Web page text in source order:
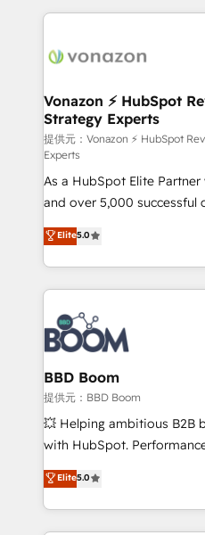
l'international, nous
delà d’une simple
➤ L’intégration de CRM et
pour aligner les équipes
support client (data
audit et maintenance) ➤ La création de sites internet
de conversion qui
opportunités d'affaires ➤ La mise en place de
stratégies d'acquisition
inbound, automatisation
emailing) Informations clés : - 10 ans d'expérience -
100+ intégrations CRM
experts conseil - 150
cumulées
Vonazon ⚡ HubSpot
Strategy Experts
提供元：Vonazon ⚡ HubSpot
Experts
As a HubSpot Elite
and over 5,000 successful
Vonazon turns marketing
measurable, scalable
enterprise-grade
builds scalable strategies
revenue. ⚙️ HubSpot Integration & Optimization •
Seamless CRM, CMS, and
Complex platform
Custom APIs and third-party
End Revenue Acceleration
pipeline growth programs
and CRM optimization •
Execution • 750+
implementations • Deep
Elite5.0
BBD Boom
提供元：BBD Boom
💥 Helping ambitious B2B
with HubSpot.
BBD Boom is the HubSpot
to HubSpot Better. We
solve all your HubSpot
adoption, sales process
Elite5.0